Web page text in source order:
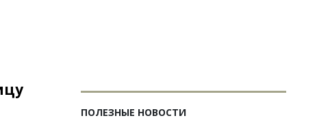
ПОЛЕЗНЫЕ НОВОСТИ